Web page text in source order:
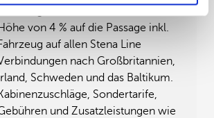
von 4 % auf die Passage inkl.
auf allen Stena Line
nach Großbritannien,
Irland, Schweden und das Baltikum.
Sondertarife,
und Zusatzleistungen wie